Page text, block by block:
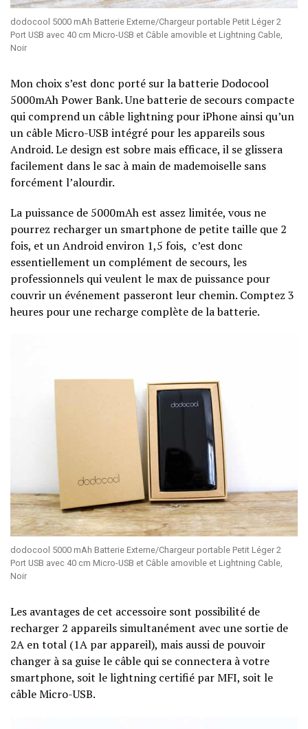
dodocool 5000 mAh Batterie Externe/Chargeur portable Petit Léger 2
Port USB avec 40 cm Micro-USB et Câble amovible et Lightning Cable,
Noir
Mon choix s’est donc porté sur la batterie Dodocool
5000mAh Power Bank. Une batterie de secours compacte
qui comprend un câble lightning pour iPhone ainsi qu’un
un câble Micro-USB intégré pour les appareils sous
Android. Le design est sobre mais efficace, il se glissera
facilement dans le sac à main de mademoiselle sans
forcément l’alourdir.
La puissance de 5000mAh est assez limitée, vous ne
pourrez recharger un smartphone de petite taille que 2
fois, et un Android environ 1,5 fois, c’est donc
essentiellement un complément de secours, les
professionnels qui veulent le max de puissance pour
couvrir un événement passeront leur chemin. Comptez 3
heures pour une recharge complète de la batterie.
dodocool 5000 mAh Batterie Externe/Chargeur portable Petit Léger 2
Port USB avec 40 cm Micro-USB et Câble amovible et Lightning Cable,
Noir
Les avantages de cet accessoire sont possibilité de
recharger 2 appareils simultanément avec une sortie de
2A en total (1A par appareil), mais aussi de pouvoir
changer à sa guise le câble qui se connectera à votre
smartphone, soit le lightning certifié par MFI, soit le
câble Micro-USB.